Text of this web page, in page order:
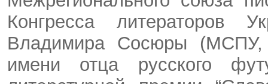
Конгресса литераторов
Владимира Сосюры (МСПУ,
имени отца русского